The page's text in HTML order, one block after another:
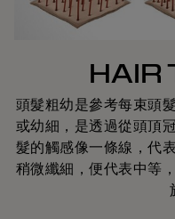
HAIR
頭髮粗幼是參考每束頭
或幼細，是透過從頭頂
髮的觸感像一條線，代
稍微纖細，便代表中等